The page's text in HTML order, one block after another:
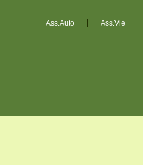
Ass.Auto
Ass.Vie